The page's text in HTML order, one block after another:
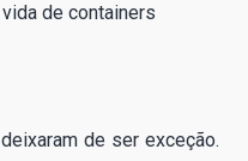
de containers
de ser exceção.